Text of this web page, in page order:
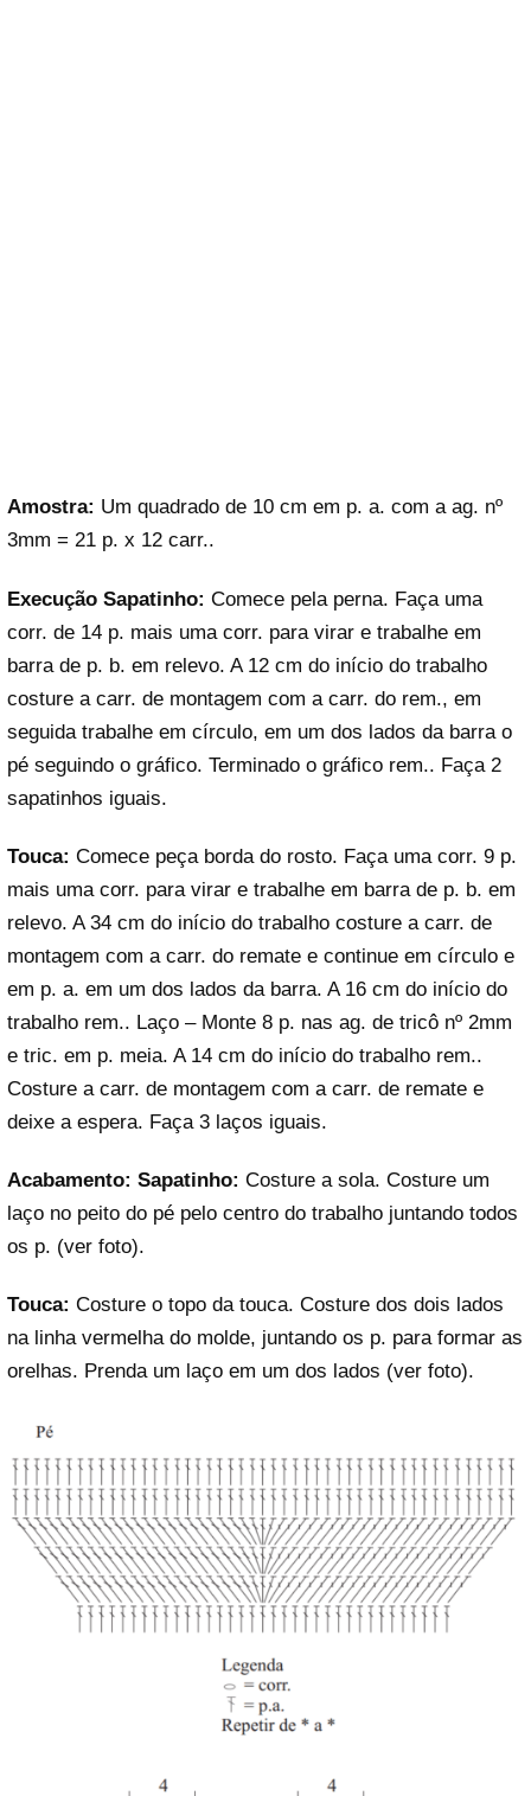
Amostra: Um quadrado de 10 cm em p. a. com a ag. nº
3mm = 21 p. x 12 carr..
Execução Sapatinho: Comece pela perna. Faça uma
corr. de 14 p. mais uma corr. para virar e trabalhe em
barra de p. b. em relevo. A 12 cm do início do trabalho
costure a carr. de montagem com a carr. do rem., em
seguida trabalhe em círculo, em um dos lados da barra o
pé seguindo o gráfico. Terminado o gráfico rem.. Faça 2
sapatinhos iguais.
Touca: Comece peça borda do rosto. Faça uma corr. 9 p.
mais uma corr. para virar e trabalhe em barra de p. b. em
relevo. A 34 cm do início do trabalho costure a carr. de
montagem com a carr. do remate e continue em círculo e
em p. a. em um dos lados da barra. A 16 cm do início do
trabalho rem.. Laço – Monte 8 p. nas ag. de tricô nº 2mm
e tric. em p. meia. A 14 cm do início do trabalho rem..
Costure a carr. de montagem com a carr. de remate e
deixe a espera. Faça 3 laços iguais.
Acabamento: Sapatinho: Costure a sola. Costure um
laço no peito do pé pelo centro do trabalho juntando todos
os p. (ver foto).
Touca: Costure o topo da touca. Costure dos dois lados
na linha vermelha do molde, juntando os p. para formar as
orelhas. Prenda um laço em um dos lados (ver foto).